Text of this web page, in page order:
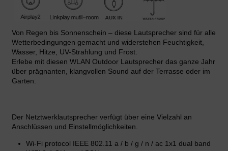
Von Regen bis Sonnenschein – diese Lautsprecher sind für alle
Wetterbedingungen gemacht und widerstehen Feuchtigkeit,
Wasser, Hitze, UV-Strahlung und Frost.
Erlebe mit diesen WLAN Outdoor Lautsprecher das ganze Jahr
über prägnanten, klangvollen Sound auf der Terrasse oder im
Garten.
Der Netztwerklautsprecher verfügt über eine Vielzahl an
Anschlüssen und Einstellmöglichkeiten.
Wi-Fi protocol IEEE 802.11 a / b / g / n / ac 1x1 dual band